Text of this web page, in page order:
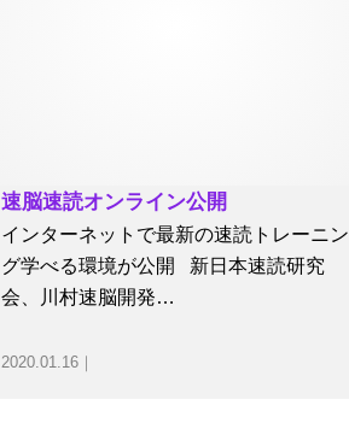
速脳速読オンライン公開
インターネットで最新の速読トレーニン
グ学べる環境が公開 新日本速読研究
会、川村速脳開発…
2020.01.16｜